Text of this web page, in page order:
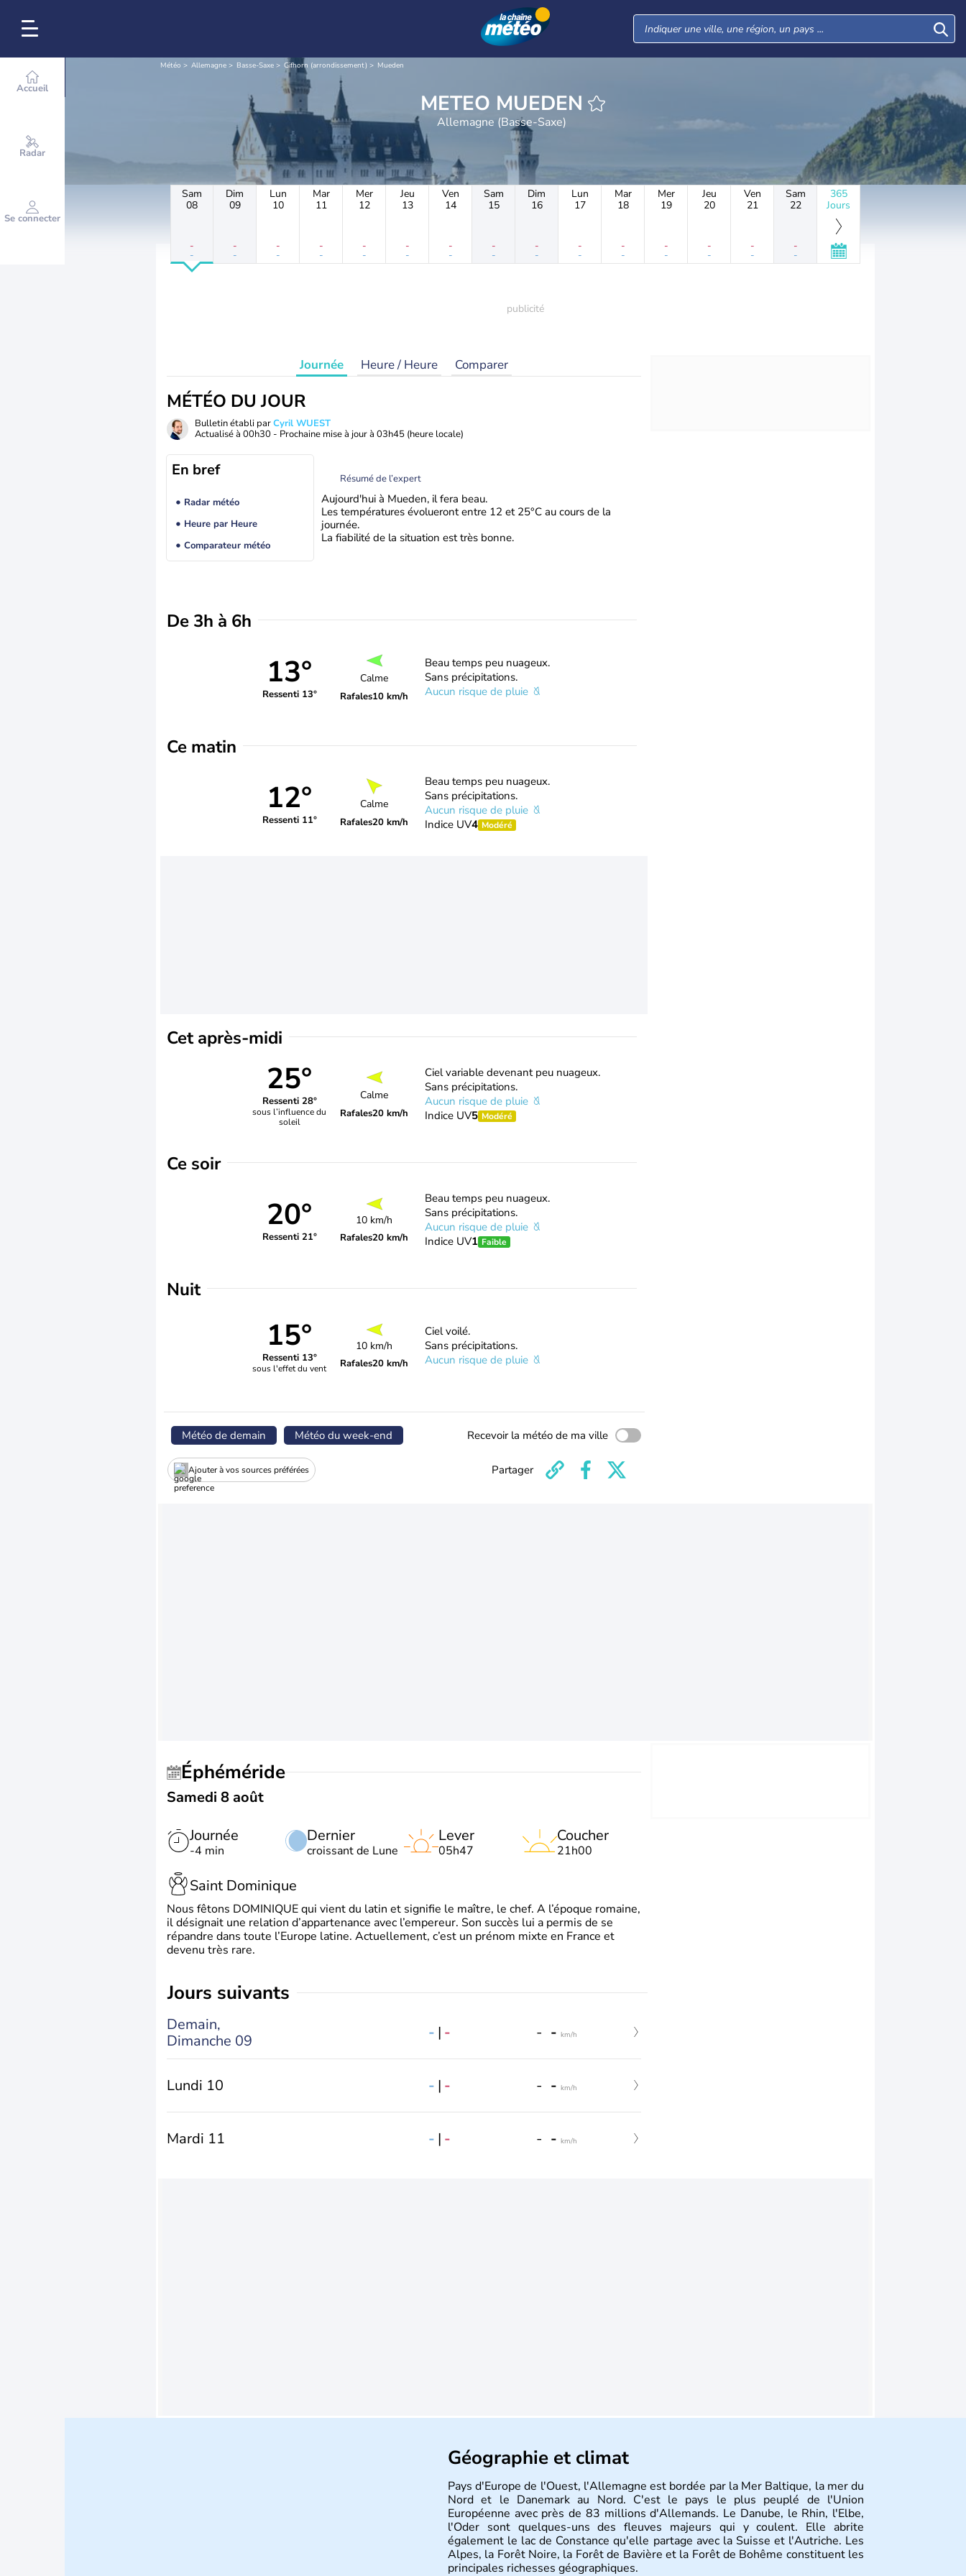
Accueil
Radar
Se connecter
Météo Allemagne Basse-Saxe Gifhorn (arrondissement) Mueden
METEO MUEDEN
Allemagne (Basse-Saxe)
Sam
08
-
-
Dim
09
-
-
Lun
10
-
-
Mar
11
-
-
Mer
12
-
-
Jeu
13
-
-
Ven
14
-
-
Sam
15
-
-
Dim
16
-
-
Lun
17
-
-
Mar
18
-
-
Mer
19
-
-
Jeu
20
-
-
Ven
21
-
-
Sam
22
-
-
365
Jours
Journée Heure / Heure Comparer
MÉTÉO DU JOUR
Bulletin établi parCyril WUEST
Actualisé à 00h30 - Prochaine mise à jour à 03h45 (heure locale)
En bref
Radar météo
Heure par Heure
Comparateur météo
Résumé de l’expert
Aujourd'hui à Mueden, il fera beau.
Les températures évolueront entre 12 et 25°C au cours de la
journée.
La fiabilité de la situation est très bonne.
De 3h à 6h
13°
Ressenti 13°
Calme
Rafales10 km/h
Beau temps peu nuageux.
Sans précipitations.
Aucun risque de pluie
Ce matin
12°
Ressenti 11°
Calme
Rafales20 km/h
Beau temps peu nuageux.
Sans précipitations.
Aucun risque de pluie
Indice UV4 Modéré
Cet après-midi
25°
Ressenti 28°
sous l’influence du
soleil
Calme
Rafales20 km/h
Ciel variable devenant peu nuageux.
Sans précipitations.
Aucun risque de pluie
Indice UV5 Modéré
Ce soir
20°
Ressenti 21°
10 km/h
Rafales20 km/h
Beau temps peu nuageux.
Sans précipitations.
Aucun risque de pluie
Indice UV1 Faible
Nuit
15°
Ressenti 13°
sous l'effet du vent
10 km/h
Rafales20 km/h
Ciel voilé.
Sans précipitations.
Aucun risque de pluie
Météo de demain Météo du week-end Recevoir la météo de ma ville
Ajouter à vos sources préférées Partager
Éphéméride
Samedi 8 août
Journée
-4 min
Dernier
croissant de Lune
Lever
05h47
Coucher
21h00
Saint Dominique
Nous fêtons DOMINIQUE qui vient du latin et signifie le maître, le chef. A l’époque romaine,
il désignait une relation d’appartenance avec l’empereur. Son succès lui a permis de se
répandre dans toute l’Europe latine. Actuellement, c’est un prénom mixte en France et
devenu très rare.
jours suivants
Demain,
Dimanche 09
- | - - - km/h
Lundi 10 - | - - - km/h
Mardi 11 - | - - - km/h
Géographie et climat
Pays d'Europe de l'Ouest, l'Allemagne est bordée par la Mer Baltique, la mer du
Nord et le Danemark au Nord. C'est le pays le plus peuplé de l'Union
Européenne avec près de 83 millions d'Allemands. Le Danube, le Rhin, l'Elbe,
l'Oder sont quelques-uns des fleuves majeurs qui y coulent. Elle abrite
également le lac de Constance qu'elle partage avec la Suisse et l'Autriche. Les
Alpes, la Forêt Noire, la Forêt de Bavière et la Forêt de Bohême constituent les
principales richesses géographiques.